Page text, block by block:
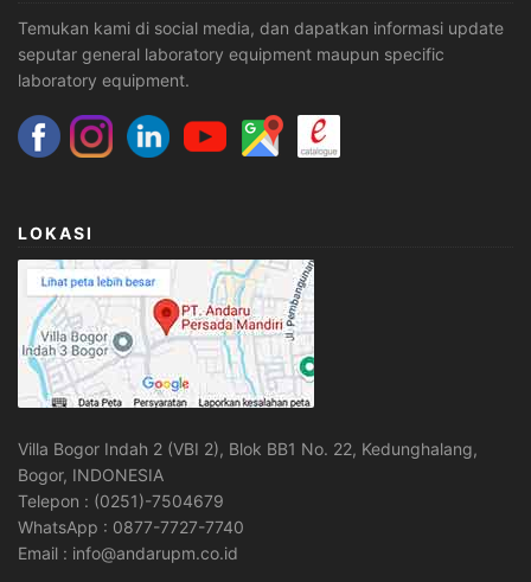
Temukan kami di social media, dan dapatkan informasi update
seputar general laboratory equipment maupun specific
laboratory equipment.
LOKASI
Villa Bogor Indah 2 (VBI 2), Blok BB1 No. 22, Kedunghalang,
Bogor, INDONESIA
Telepon : (0251)-7504679
WhatsApp : 0877-7727-7740
Email : info@andarupm.co.id